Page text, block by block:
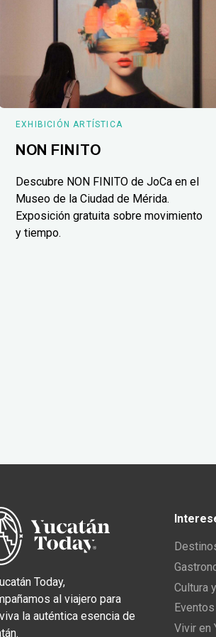
EXHIBICIÓN ARTÍSTICA
NON FINITO
Descubre NON FINITO de JoCa en el
Museo de la Ciudad de Mérida.
Exposición gratuita sobre movimiento
y tiempo.
Today,
al viajero para
la auténtica esencia de
Cultura
Vivir en